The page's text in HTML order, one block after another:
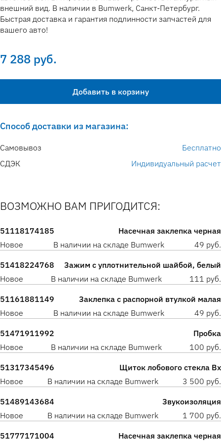
внешний вид. В наличии в Bumwerk, Санкт-Петербург.
Быстрая доставка и гарантия подлинности запчастей для
вашего авто!
7 288 руб.
Добавить в корзину
Способ доставки из магазина:
Самовывоз
Бесплатно
СДЭК
Индивидуальный расчет
ВОЗМОЖНО ВАМ ПРИГОДИТСЯ:
51118174185
Насечная заклепка черная
Новое
В наличии на складе Bumwerk 49 руб.
51418224768
Зажим с уплотнительной шайбой, белый
Новое
В наличии на складе Bumwerk 111 руб.
51161881149
Заклепка с распорной втулкой малая
Новое
В наличии на складе Bumwerk 49 руб.
51471911992
Пробка
Новое
В наличии на складе Bumwerk 100 руб.
51317345496
Щиток лобового стекла Вх
Новое
В наличии на складе Bumwerk 3 500 руб.
51489143684
Звукоизоляция
Новое
В наличии на складе Bumwerk 1 700 руб.
51777171004
Насечная заклепка черная